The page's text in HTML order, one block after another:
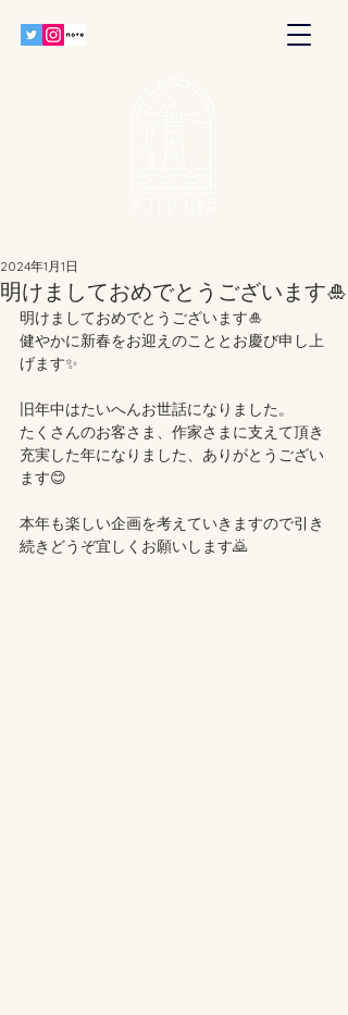
明けましておめでとうございます🎍
2024年1月1日
明けましておめでとうございます🎍
健やかに新春をお迎えのこととお慶び申し上
げます✨
旧年中はたいへんお世話になりました。
たくさんのお客さま、作家さまに支えて頂き
充実した年になりました、ありがとうござい
ます😊
本年も楽しい企画を考えていきますので引き
続きどうぞ宜しくお願いします🙇